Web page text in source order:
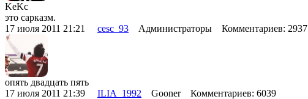
KeKc
это сарказм.
17 июля 2011 21:21 cesc_93 Администраторы Комментариев: 2937
опять двадцать пять
17 июля 2011 21:39 ILIA_1992 Gooner Комментариев: 6039